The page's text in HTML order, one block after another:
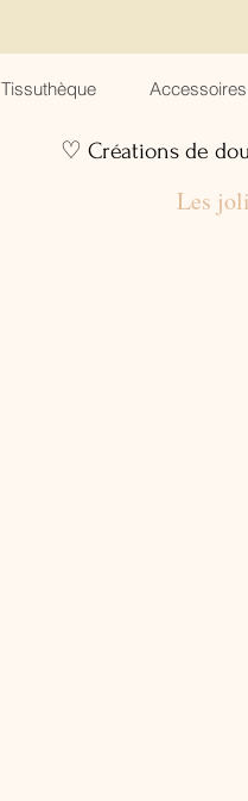
Tissuthèque Accessoires
♡ Créations de
Les